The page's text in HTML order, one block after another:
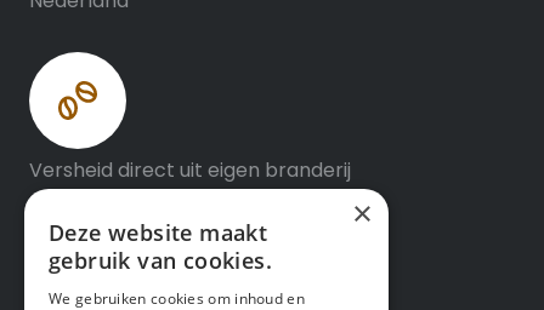
Versheid direct uit eigen branderij
×
Deze website maakt
gebruik van cookies.
We gebruiken cookies om inhoud en